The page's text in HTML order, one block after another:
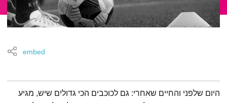
embed
תמצית הפודקאסט
היום שלפני והחיים שאחרי: גם לכוכבים הכי גדולים שיש, מגיע